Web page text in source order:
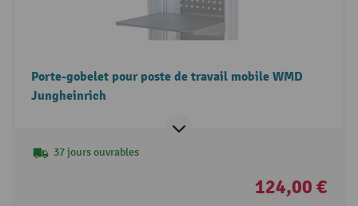
Porte-gobelet pour poste de travail mobile WMD
Jungheinrich
37 jours ouvrables
124,00 €